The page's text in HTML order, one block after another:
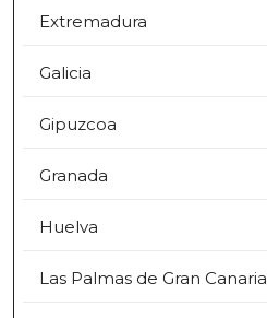
Extremadura
Galicia
Gipuzcoa
Granada
Huelva
Las Palmas de Gran Canaria